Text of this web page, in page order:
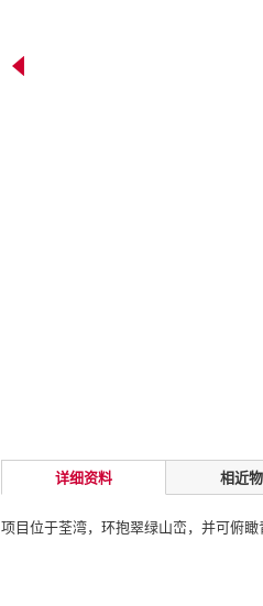
详细资料 相近
项目位于荃湾，环抱翠绿山峦，并可俯